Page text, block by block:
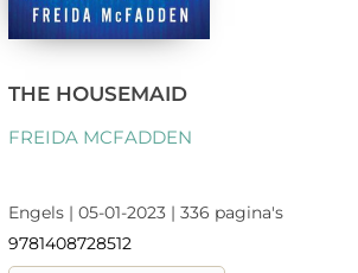
THE HOUSEMAID
FREIDA MCFADDEN
Engels | 05-01-2023 | 336 pagina's
9781408728512